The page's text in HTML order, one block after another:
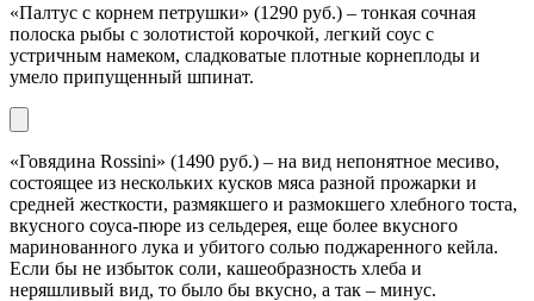
«Палтус с корнем петрушки» (1290 руб.) – тонкая сочная
полоска рыбы с золотистой корочкой, легкий соус с
устричным намеком, сладковатые плотные корнеплоды и
умело припущенный шпинат.
«Говядина Rossini» (1490 руб.) – на вид непонятное месиво,
состоящее из нескольких кусков мяса разной прожарки и
средней жесткости, размякшего и размокшего хлебного тоста,
вкусного соуса-пюре из сельдерея, еще более вкусного
маринованного лука и убитого солью поджаренного кейла.
Если бы не избыток соли, кашеобразность хлеба и
неряшливый вид, то было бы вкусно, а так – минус.